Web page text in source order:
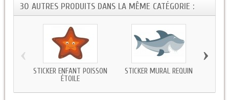
30 AUTRES PRODUITS DANS LA MÊME CATÉGORIE :
STICKER ENFANT POISSON
ÉTOILE
STICKER MURAL REQUIN
‹ ›